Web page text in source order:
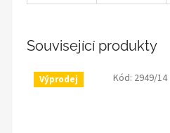
Související produkty
Výprodej Kód: 2949/14